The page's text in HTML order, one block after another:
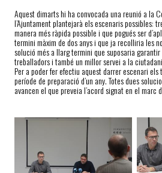
Aquest dimarts hi ha convocada una reunió a la
l’Ajuntament plantejarà els escenaris possibles:
manera més ràpida possible i que pogués ser
termini màxim de dos anys i que ja recolliria les
solució més a llarg termini que suposaria
treballadors i també un millor servei a la
Per a poder fer efectiu aquest darrer escenari
període de preparació d’un any. Totes dues
avancen el que preveia l’acord signat en el marc